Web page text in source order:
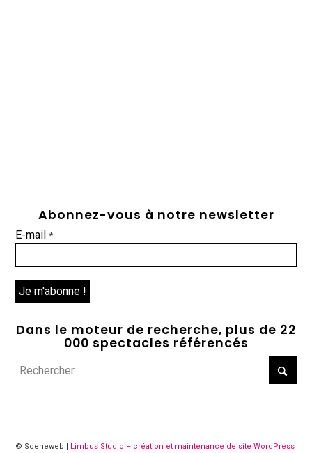
Abonnez-vous à notre newsletter
E-mail*
Dans le moteur de recherche, plus de 22
000 spectacles référencés
© Sceneweb | Limbus Studio – création et maintenance de site WordPress